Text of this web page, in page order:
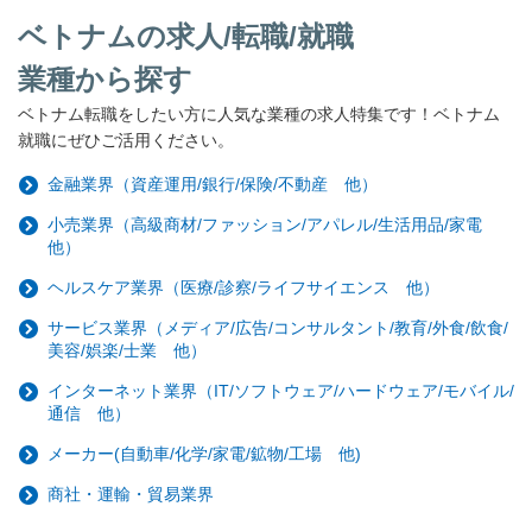
ベトナムの求人/転職/就職
業種から探す
ベトナム転職をしたい方に人気な業種の求人特集です！ベトナム
就職にぜひご活用ください。
金融業界（資産運用/銀行/保険/不動産 他）
小売業界（高級商材/ファッション/アパレル/生活用品/家電
他）
ヘルスケア業界（医療/診察/ライフサイエンス 他）
サービス業界（メディア/広告/コンサルタント/教育/外食/飲食/
美容/娯楽/士業 他）
インターネット業界（IT/ソフトウェア/ハードウェア/モバイル/
通信 他）
メーカー(自動車/化学/家電/鉱物/工場 他)
商社・運輸・貿易業界